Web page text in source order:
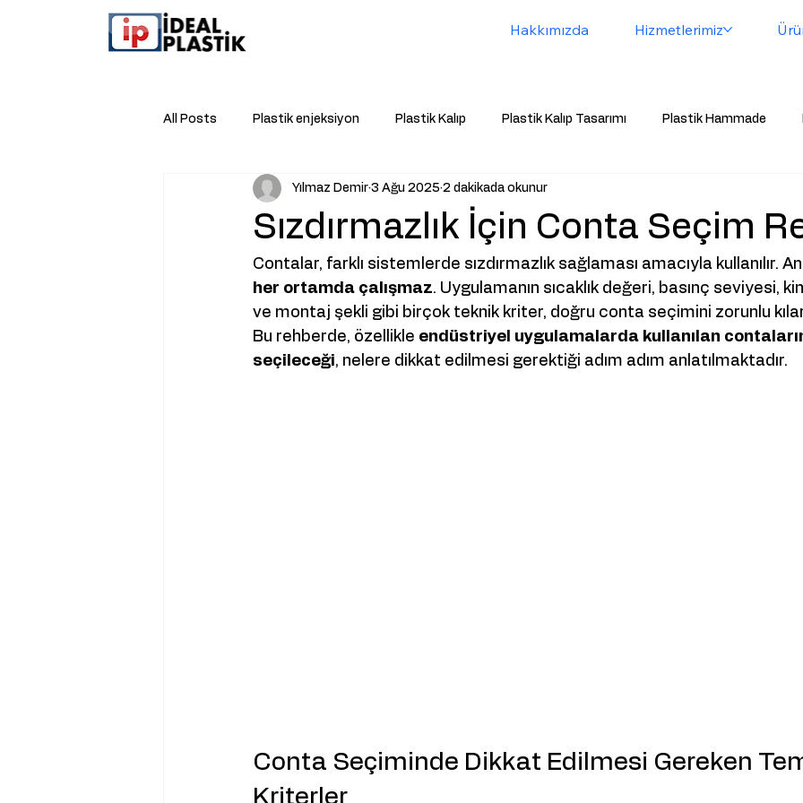
Hakkımızda Hizmetlerimiz
All Posts Plastik enjeksiyon Plastik Kalıp Plastik Kalıp Tasarımı Plastik Hammade
Sürdürebilirlik Ventideal Kablo Tutucu Fason Baskı
Toz Lastiği conta Plastik Led Led Plastik Mühür Kapsülü
Sızdırmazlık İçin Conta Seçim
Yılmaz Demir 3 Ağu 2025 2 dakikada okunur
Contalar, farklı sistemlerde sızdırmazlık sağlaması amacıyla kullanılır.
her ortamda çalışmaz. Uygulamanın sıcaklık değeri, basınç seviyesi,
ve montaj şekli gibi birçok teknik kriter, doğru conta seçimini zorunlu
Bu rehberde, özellikle endüstriyel uygulamalarda kullanılan
seçileceği, nelere dikkat edilmesi gerektiği adım adım anlatılmaktadır.
Conta Seçiminde Dikkat Edilmesi Gereken
Kriterler